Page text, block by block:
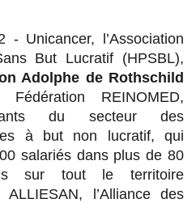
a
i
l
Unicancer, l’Association
But Lucratif (HPSBL),
Adolphe de Rothschild
REINOMED,
du secteur des
à but non lucratif, qui
salariés dans plus de 80
sur tout le territoire
l’Alliance des